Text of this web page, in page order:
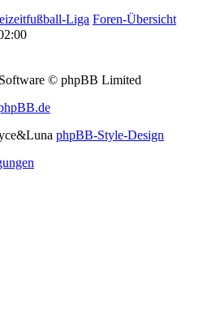
Liga Foren-Übersicht
© phpBB Limited
phpBB-Style-Design